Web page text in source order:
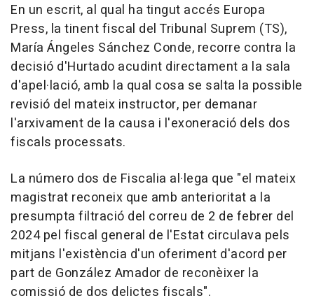
En un escrit, al qual ha tingut accés Europa
Press, la tinent fiscal del Tribunal Suprem (TS),
María Ángeles Sánchez Conde, recorre contra la
decisió d'Hurtado acudint directament a la sala
d'apel·lació, amb la qual cosa se salta la possible
revisió del mateix instructor, per demanar
l'arxivament de la causa i l'exoneració dels dos
fiscals processats.
La número dos de Fiscalia al·lega que "el mateix
magistrat reconeix que amb anterioritat a la
presumpta filtració del correu de 2 de febrer del
2024 pel fiscal general de l'Estat circulava pels
mitjans l'existència d'un oferiment d'acord per
part de González Amador de reconèixer la
comissió de dos delictes fiscals".